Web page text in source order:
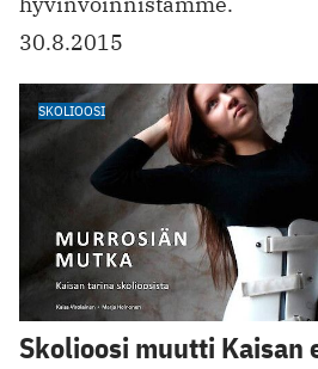
30.8.2015
SKOLIOOSI
Skolioosi muutti Kaisan